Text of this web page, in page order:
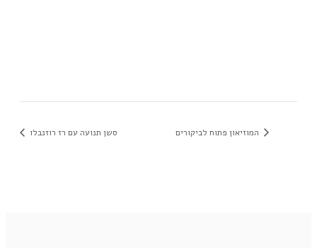
המוזיאון פתוח לביקורים סשן תנועה עם רז רוזנבלו